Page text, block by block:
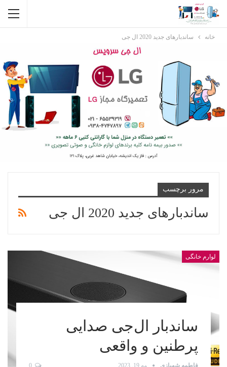
خانه ساندبارهای جدید 2020 ال جی
مرور برچسب
ساندبارهای جدید 2020 ال جی
لوارم خانگی
ساندبار ال‌جی صدایی
پرطنین و واقعی
فاطمه شهبازی مه 19, 2023 0